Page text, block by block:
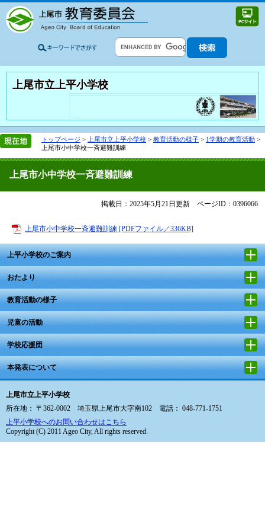
上尾市立上平小学校
トップページ > 上尾市立上平小学校 > 教育活動の様子 > 1学期の教育活動 >
上尾市小中学校一斉避難訓練
上尾市小中学校一斉避難訓練
掲載日：2025年5月21日更新 ページID：0396066
上尾市小中学校一斉避難訓練 [PDFファイル／336KB]
上平小学校のご案内
おたより
教育活動の様子
児童の活動
学校応援団
本発表について
上尾市立上平小学校
所在地： 〒362-0002 埼玉県上尾市大字南102 電話： 048-771-1751
上平小学校へのお問い合わせはこちら
Copyright (C) 2011 Ageo City, All rights reserved.